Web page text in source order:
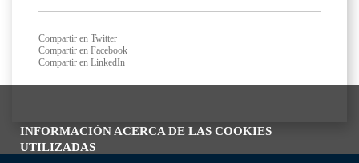
INFORMACIÓN ACERCA DE LAS COOKIES
UTILIZADAS
Compartir en Twitter
Compartir en Facebook
Compartir en LinkedIn